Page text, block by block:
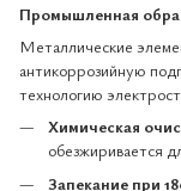
Промышленная
Металлические
антикоррозийную
технологию
Химическая
обезжиривается
Запекание при